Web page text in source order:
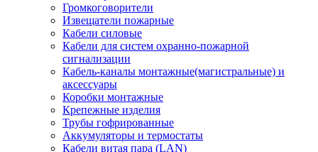
Громкоговорители
Извещатели пожарные
Кабели силовые
Кабели для систем охранно-пожарной
сигнализации
Кабель-каналы монтажные(магистральные) и
аксессуары
Коробки монтажные
Крепежные изделия
Трубы гофрированные
Аккумуляторы и термостаты
Кабели витая пара (LAN)